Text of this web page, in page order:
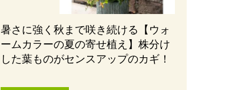
暑さに強く秋まで咲き続ける【ウォ
ームカラーの夏の寄せ植え】株分け
した葉ものがセンスアップのカギ！